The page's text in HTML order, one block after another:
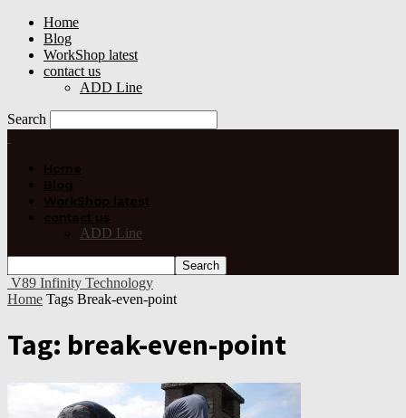
Home
Blog
WorkShop latest
contact us
ADD Line
Search
Home
Blog
WorkShop latest
contact us
ADD Line
V89 Infinity Technology
Home Tags Break-even-point
Tag: break-even-point